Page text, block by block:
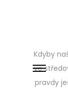
Kdyby
ve
pravdy